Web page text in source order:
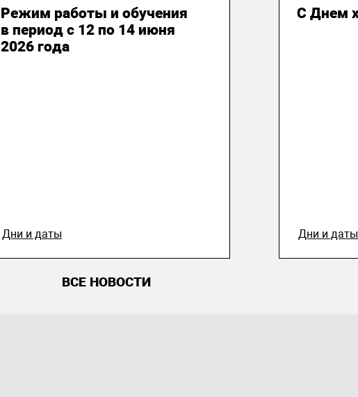
Режим работы и обучения
в период с 12 по 14 июня
2026 года
Дни и даты
С Днем
Дни и даты
ВСЕ НОВОСТИ